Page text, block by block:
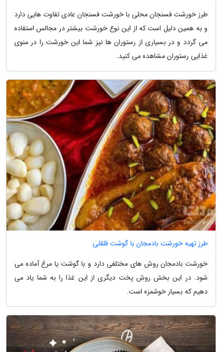
طرز خورشت فسنجان محلی با خورشت فسنجان عادی تفاوت هایی دارد
و به همین دلیل است که از این نوع خورشت بیشتر در مجالس استفاده
می گردد و در بسیاری از رستوران ها نیز شما این خورشت را در منوی
غذایی رستوران مشاهده می کنید.
طرز تهیه خورشت بادمجان با گوشت قلقلی
خورشت بادمجان روش های مختلفی دارد و با گوشت یا مرغ آماده می
شود. در این بخش روش پخت دیگری از این غذا را به شما یاد می
دهیم که بسیار خوشمزه است.